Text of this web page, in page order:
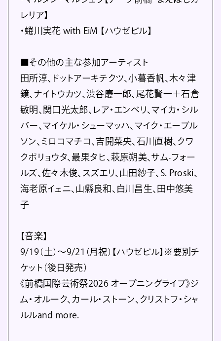
レリア】
・蜷川実花 with EiM 【ハウゼビル】
■その他の主な参加アーティスト
⽥所淳、ドットアーキテクツ、小暮⾹帆、木々津
鏡、ナイトウカツ、渋谷慶⼀郎、尾花賢⼀＋石倉
敏明、関口光太郎、レア・エンベリ、マイカ・シル
バー、マイケル・シューマッハ、マイク・エーブル
ソン、ミロコマチコ、吉開菜央、石川直樹、クワ
クボリョウタ、最果タヒ、萩原朔美、サム‧フォー
ルズ、佐々木俊、スズエリ、山⽥紗⼦、S. Proski、
海老原イェニ、山縣良和、⽩川昌⽣、⽥中悠美
⼦
【音楽】
9/19（土）～9/21（月祝）【ハウゼビル】※要別チ
ケット（後日発売）
《前橋国際芸術祭2026 オープニングライブ》ジ
ム・オルーク、カール・ストーン、クリストフ・シャ
ルルand more.